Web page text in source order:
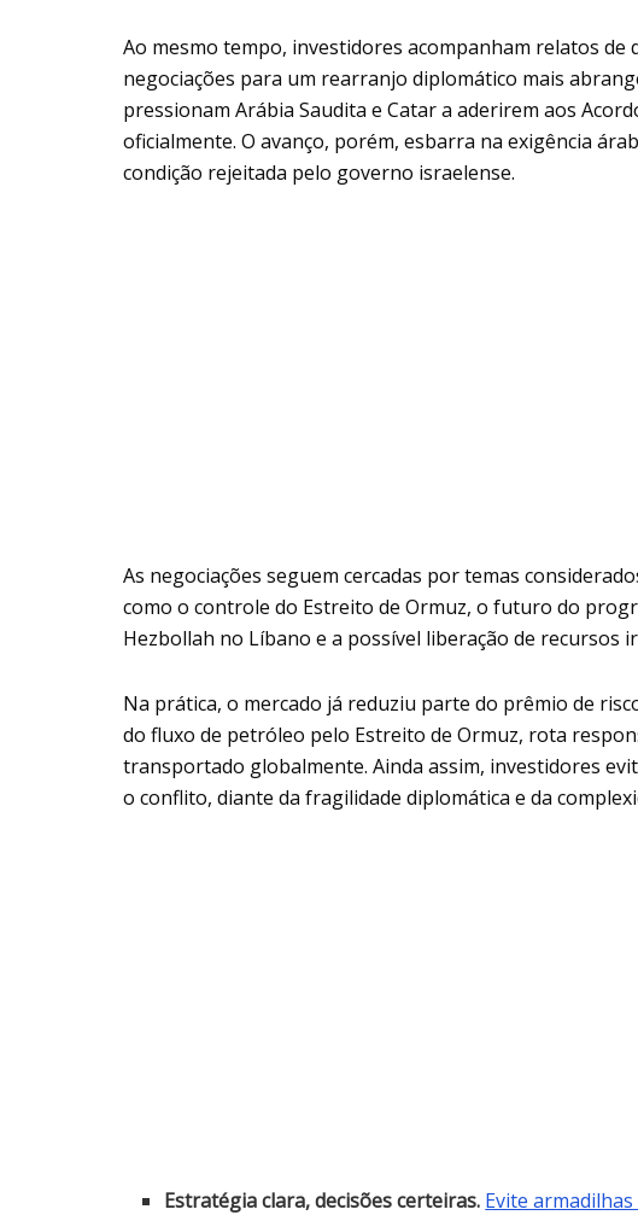
Ao mesmo tempo, investidores acompanham relatos
negociações para um rearranjo diplomático mais
pressionam Arábia Saudita e Catar a aderirem aos
oficialmente. O avanço, porém, esbarra na exigência
condição rejeitada pelo governo israelense.
As negociações seguem cercadas por temas
como o controle do Estreito de Ormuz, o futuro do
Hezbollah no Líbano e a possível liberação de recursos
Na prática, o mercado já reduziu parte do prêmio de
do fluxo de petróleo pelo Estreito de Ormuz, rota
transportado globalmente. Ainda assim, investidores
o conflito, diante da fragilidade diplomática e da
Estratégia clara, decisões certeiras. Evite